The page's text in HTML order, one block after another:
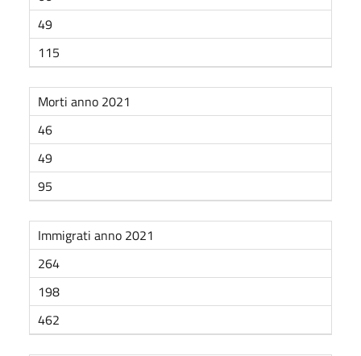
49
115
Morti anno 2021
46
49
95
Immigrati anno 2021
264
198
462